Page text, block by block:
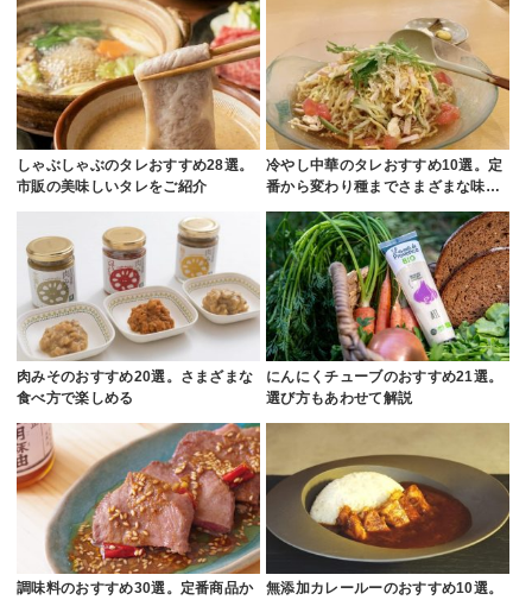
しゃぶしゃぶのタレおすすめ28選。
市販の美味しいタレをご紹介
冷やし中華のタレおすすめ10選。定
番から変わり種までさまざまな味…
肉みそのおすすめ20選。さまざまな
食べ方で楽しめる
にんにくチューブのおすすめ21選。
選び方もあわせて解説
調味料のおすすめ30選。定番商品か
無添加カレールーのおすすめ10選。